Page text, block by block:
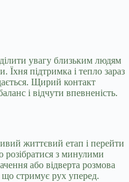
увагу близьким людям
Їхня підтримка і тепло зараз
Щирий контакт
і відчути впевненість.
життєвий етап і перейти
розібратися з минулими
або відверта розмова
що стримує рух уперед.